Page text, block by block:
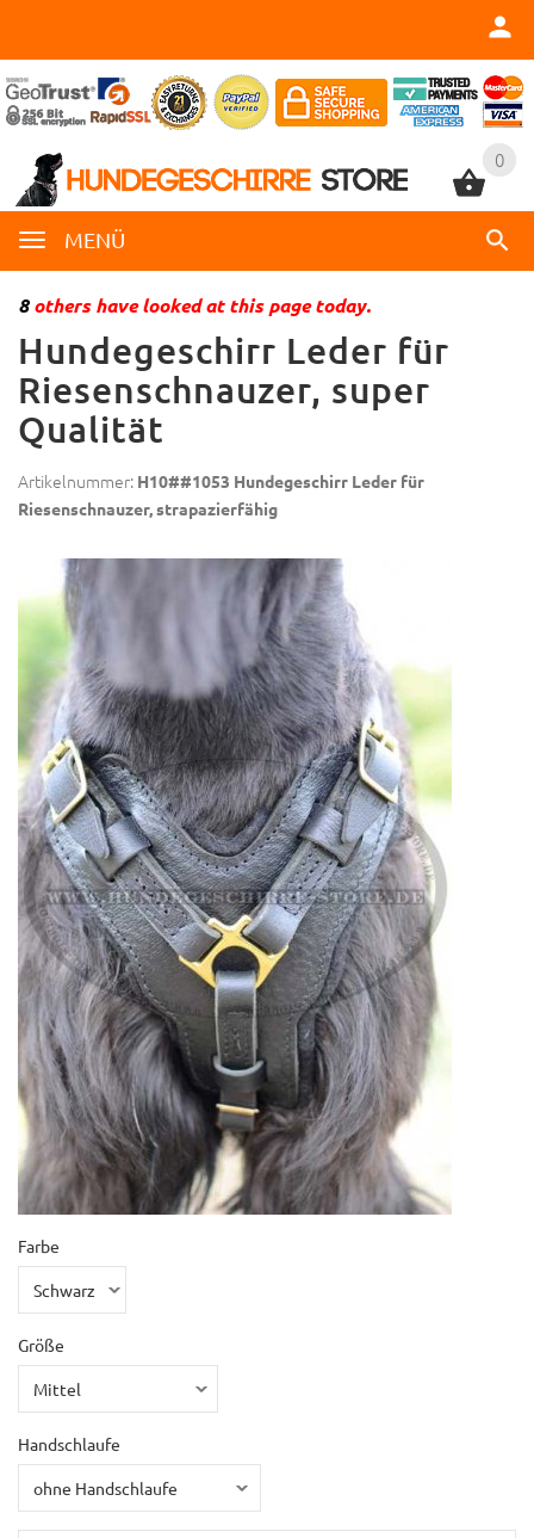
0
MENÜ
0
8others have looked at this page today.
Hundegeschirr Leder für
Riesenschnauzer, super
Qualität
Artikelnummer: H10##1053 Hundegeschirr Leder für
Riesenschnauzer, strapazierfähig
Farbe
Größe
Handschlaufe